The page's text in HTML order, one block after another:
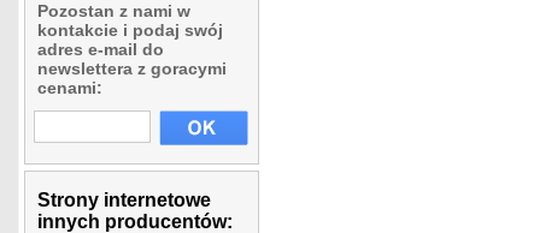
Pozostan z nami w
kontakcie i podaj swój
adres e-mail do
newslettera z goracymi
cenami:
Strony internetowe
innych producentów: